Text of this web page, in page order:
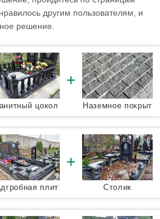
другим пользователям, и
решение.
цокол
ь
Наземное покрыт
ие
плит
а
Столик